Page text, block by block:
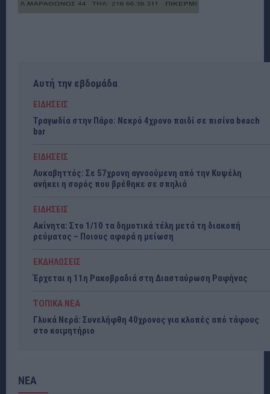
Αυτή την εβδομάδα
ΕΙΔΗΣΕΙΣ
Τραγωδία στην Πάρο: Νεκρό 4χρονο παιδί σε πισίνα beach
bar
ΕΙΔΗΣΕΙΣ
Λυκαβηττός: Σε 57χρονη αγνοούμενη από την Κυψέλη
ανήκει η σορός που βρέθηκε σε σπηλιά
ΕΙΔΗΣΕΙΣ
Ακίνητα: Στο 1/10 τα δημοτικά τέλη μετά τη διακοπή
ρεύματος – Ποιους αφορά η μείωση
ΕΚΔΗΛΩΣΕΙΣ
Έρχεται η 11η Ρακοβραδιά στη Διασταύρωση Ραφήνας
ΤΟΠΙΚΑ ΝΕΑ
Γλυκά Νερά: Συνελήφθη 40χρονος για κλοπές από τάφους
στο κοιμητήριο
ΝΕΑ